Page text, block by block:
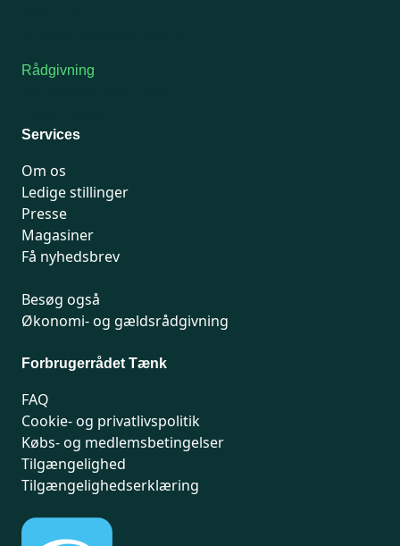
Rådgivning
Services
Om os
Ledige stillinger
Presse
Magasiner
Få nyhedsbrev
Besøg også
Økonomi- og gældsrådgivning
Forbrugerrådet Tænk
FAQ
Cookie- og privatlivspolitik
Købs- og medlemsbetingelser
Tilgængelighed
Tilgængelighedserklæring